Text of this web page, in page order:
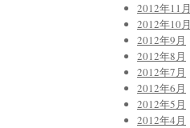
2012年11月
2012年10月
2012年9月
2012年8月
2012年7月
2012年6月
2012年5月
2012年4月